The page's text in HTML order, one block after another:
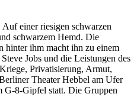
einer riesigen schwarzen
schwarzem Hemd. Die
hinter ihm macht ihn zu einem
Jobs und die Leistungen des
Privatisierung, Armut,
Theater Hebbel am Ufer
8-Gipfel statt. Die Gruppen